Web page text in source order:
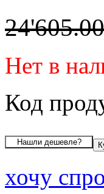
Нет в
Код
хочу